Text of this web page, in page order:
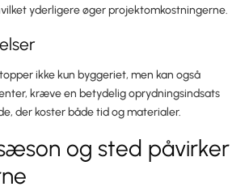
yderligere øger projektomkostningerne.
ikke kun byggeriet, men kan også
kræve en betydelig oprydningsindsats
der koster både tid og materialer.
og sted påvirker